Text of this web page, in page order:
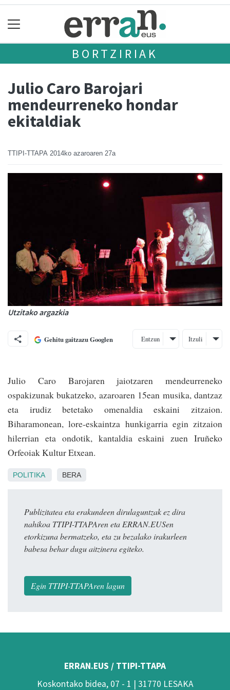
BORTZIRIAK
Julio Caro Barojari
mendeurreneko hondar
ekitaldiak
TTIPI-TTAPA 2014ko azaroaren 27a
Utzitako argazkia
Gehitu gaitzazu Googlen Entzun Itzuli
Julio Caro Barojaren jaiotzaren mendeurreneko
ospakizunak bukatzeko, azaroaren 15ean musika, dantzaz
eta irudiz betetako omenaldia eskaini zitzaion.
Biharamonean, lore-eskaintza hunkigarria egin zitzaion
hilerrian eta ondotik, kantaldia eskaini zuen Iruñeko
Orfeoiak Kultur Etxean.
POLITIKA BERA
Publizitatea eta erakundeen dirulaguntzak ez dira
nahikoa TTIPI-TTAPAren eta ERRAN.EUSen
etorkizuna bermatzeko, eta zu bezalako irakurleen
babesa behar dugu aitzinera egiteko.
Egin TTIPI-TTAPAren lagun
ERRAN.EUS / TTIPI-TTAPA
Koskontako bidea, 07 - 1 | 31770 LESAKA